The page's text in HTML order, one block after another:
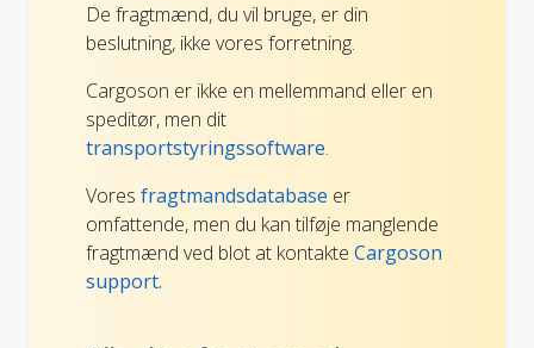
De fragtmænd, du vil bruge, er din
beslutning, ikke vores forretning.
Cargoson er ikke en mellemmand eller en
speditør, men dit
transportstyringssoftware.
Vores fragtmandsdatabase er
omfattende, men du kan tilføje manglende
fragtmænd ved blot at kontakte Cargoson
support.